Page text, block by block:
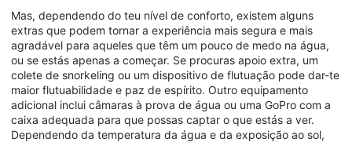
Mas, dependendo do teu nível de conforto, existem alguns
extras que podem tornar a experiência mais segura e mais
agradável para aqueles que têm um pouco de medo na água,
ou se estás apenas a começar. Se procuras apoio extra, um
colete de snorkeling ou um dispositivo de flutuação pode dar-te
maior flutuabilidade e paz de espírito. Outro equipamento
adicional inclui câmaras à prova de água ou uma GoPro com a
caixa adequada para que possas captar o que estás a ver.
Dependendo da temperatura da água e da exposição ao sol,